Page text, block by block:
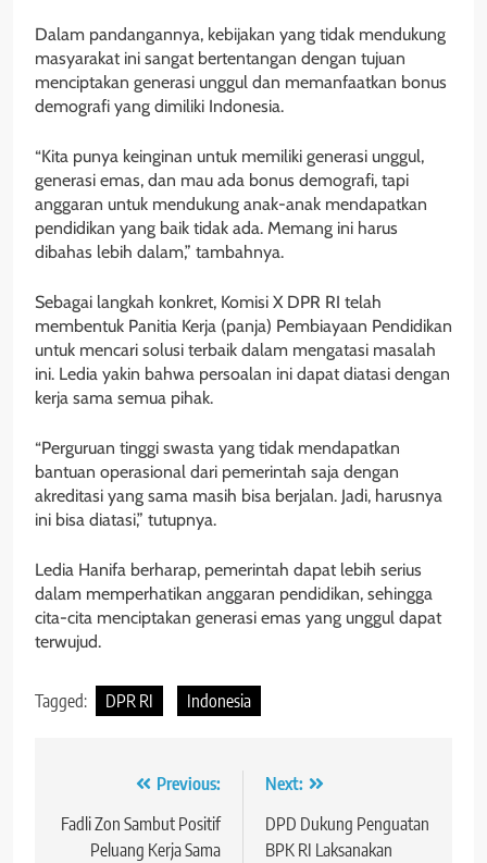
Dalam pandangannya, kebijakan yang tidak mendukung
masyarakat ini sangat bertentangan dengan tujuan
menciptakan generasi unggul dan memanfaatkan bonus
demografi yang dimiliki Indonesia.
“Kita punya keinginan untuk memiliki generasi unggul,
generasi emas, dan mau ada bonus demografi, tapi
anggaran untuk mendukung anak-anak mendapatkan
pendidikan yang baik tidak ada. Memang ini harus
dibahas lebih dalam,” tambahnya.
Sebagai langkah konkret, Komisi X DPR RI telah
membentuk Panitia Kerja (panja) Pembiayaan Pendidikan
untuk mencari solusi terbaik dalam mengatasi masalah
ini. Ledia yakin bahwa persoalan ini dapat diatasi dengan
kerja sama semua pihak.
“Perguruan tinggi swasta yang tidak mendapatkan
bantuan operasional dari pemerintah saja dengan
akreditasi yang sama masih bisa berjalan. Jadi, harusnya
ini bisa diatasi,” tutupnya.
Ledia Hanifa berharap, pemerintah dapat lebih serius
dalam memperhatikan anggaran pendidikan, sehingga
cita-cita menciptakan generasi emas yang unggul dapat
terwujud.
Tagged: DPR RI Indonesia
Navigasi
pos
Previous:
Fadli Zon Sambut Positif
Peluang Kerja Sama
Next:
DPD Dukung Penguatan
BPK RI Laksanakan